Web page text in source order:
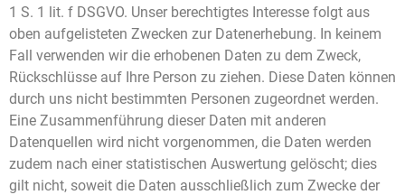
1 S. 1 lit. f DSGVO. Unser berechtigtes Interesse folgt aus
oben aufgelisteten Zwecken zur Datenerhebung. In keinem
Fall verwenden wir die erhobenen Daten zu dem Zweck,
Rückschlüsse auf Ihre Person zu ziehen. Diese Daten können
durch uns nicht bestimmten Personen zugeordnet werden.
Eine Zusammenführung dieser Daten mit anderen
Datenquellen wird nicht vorgenommen, die Daten werden
zudem nach einer statistischen Auswertung gelöscht; dies
gilt nicht, soweit die Daten ausschließlich zum Zwecke der